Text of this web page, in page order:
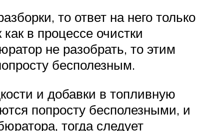
то ответ на него только
в процессе очистки
не разобрать, то этим
бесполезным.
и добавки в топливную
попросту бесполезными, и
тогда следует